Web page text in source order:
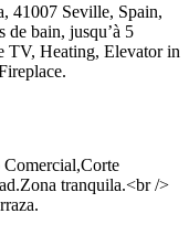
41007 Seville, Spain,
de bain, jusqu’à 5
TV, Heating, Elevator in
tranquila.<br />